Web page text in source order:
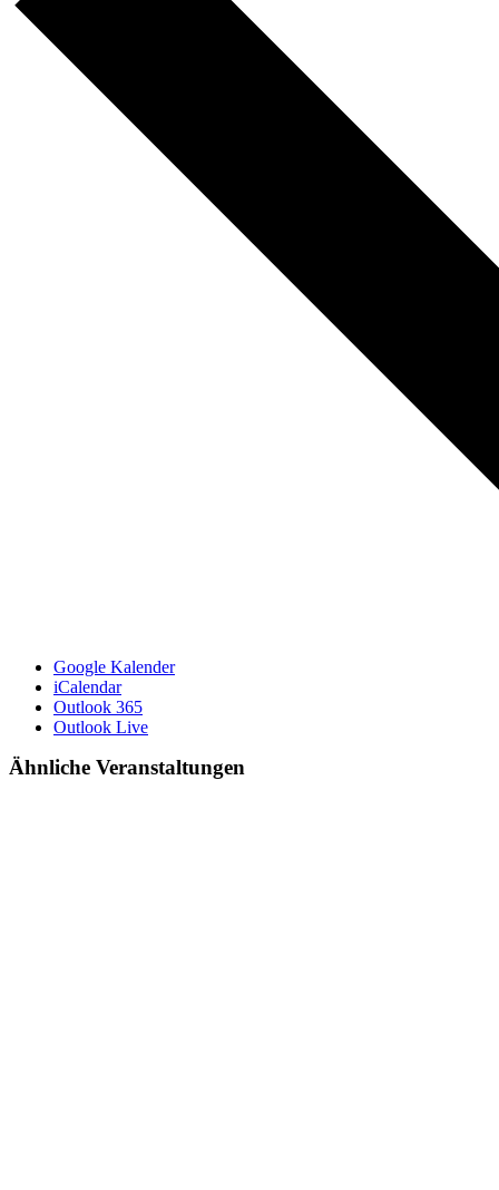
Google Kalender
iCalendar
Outlook 365
Outlook Live
Ähnliche Veranstaltungen